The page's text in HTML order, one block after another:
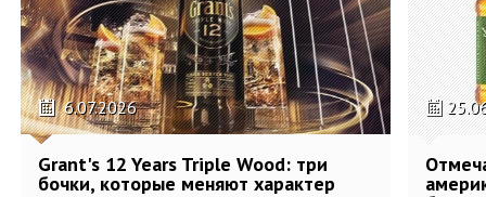
6.07.2026
Grant's 12 Years Triple Wood: три
бочки, которые меняют характер